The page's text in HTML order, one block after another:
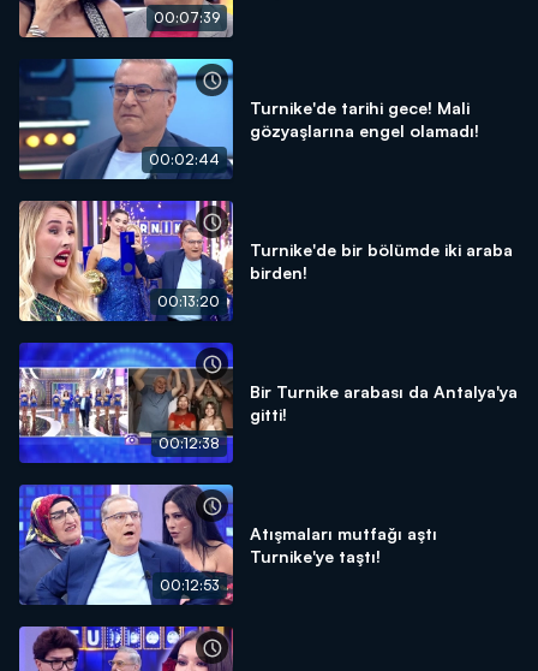
00:07:39
00:02:44
Turnike'de tarihi gece! Mali
gözyaşlarına engel olamadı!
00:13:20
Turnike'de bir bölümde iki araba
birden!
00:12:38
Bir Turnike arabası da Antalya'ya
gitti!
00:12:53
Atışmaları mutfağı aştı
Turnike'ye taştı!